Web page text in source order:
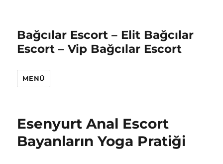
Bağcılar Escort – Elit Bağcılar
Escort – Vip Bağcılar Escort
MENÜ
Esenyurt Anal Escort
Bayanların Yoga Pratiği